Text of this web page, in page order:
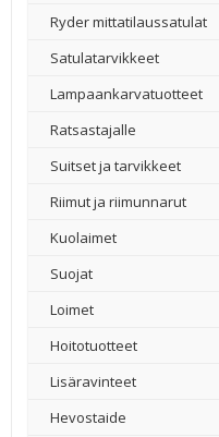
Ryder mittatilaussatulat
Satulatarvikkeet
–
Lampaankarvatuotteet
Ratsastajalle
Suitset ja tarvikkeet
Riimut ja riimunnarut
Kuolaimet
Suojat
Loimet
Hoitotuotteet
Lisäravinteet
Hevostaide